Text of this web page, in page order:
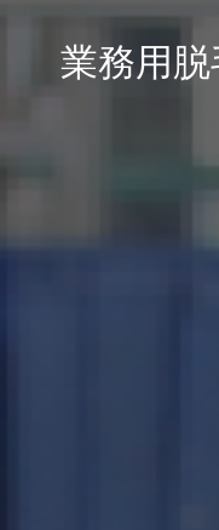
業務用